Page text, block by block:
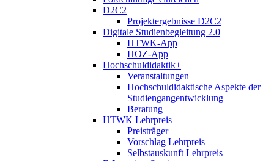
D2C2
Projektergebnisse D2C2
Digitale Studienbegleitung 2.0
HTWK-App
HOZ-App
Hochschuldidaktik+
Veranstaltungen
Hochschuldidaktische Aspekte der
Studiengangentwicklung
Beratung
HTWK Lehrpreis
Preisträger
Vorschlag Lehrpreis
Selbstauskunft Lehrpreis